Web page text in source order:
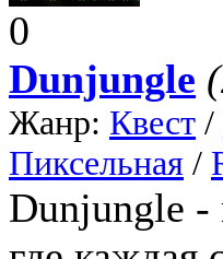
0
Dunjungle
Жанр: Квест /
Пиксельная /
Dunjungle -